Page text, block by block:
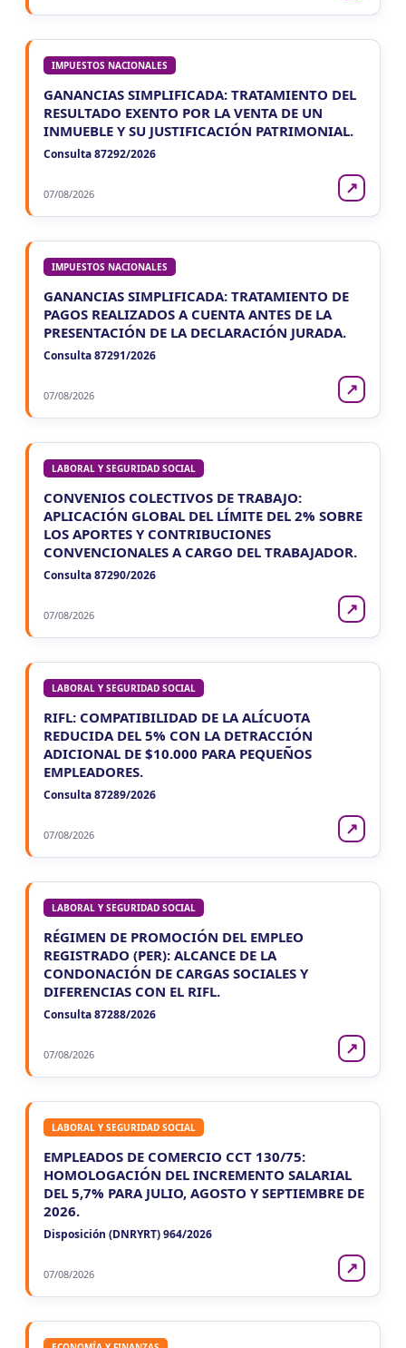
IMPUESTOS NACIONALES
GANANCIAS SIMPLIFICADA: TRATAMIENTO DEL
RESULTADO EXENTO POR LA VENTA DE UN
INMUEBLE Y SU JUSTIFICACIÓN PATRIMONIAL.
Consulta 87292/2026
07/08/2026 ↗
IMPUESTOS NACIONALES
GANANCIAS SIMPLIFICADA: TRATAMIENTO DE
PAGOS REALIZADOS A CUENTA ANTES DE LA
PRESENTACIÓN DE LA DECLARACIÓN JURADA.
Consulta 87291/2026
07/08/2026 ↗
LABORAL Y SEGURIDAD SOCIAL
CONVENIOS COLECTIVOS DE TRABAJO:
APLICACIÓN GLOBAL DEL LÍMITE DEL 2% SOBRE
LOS APORTES Y CONTRIBUCIONES
CONVENCIONALES A CARGO DEL TRABAJADOR.
Consulta 87290/2026
07/08/2026 ↗
LABORAL Y SEGURIDAD SOCIAL
RIFL: COMPATIBILIDAD DE LA ALÍCUOTA
REDUCIDA DEL 5% CON LA DETRACCIÓN
ADICIONAL DE $10.000 PARA PEQUEÑOS
EMPLEADORES.
Consulta 87289/2026
07/08/2026 ↗
LABORAL Y SEGURIDAD SOCIAL
RÉGIMEN DE PROMOCIÓN DEL EMPLEO
REGISTRADO (PER): ALCANCE DE LA
CONDONACIÓN DE CARGAS SOCIALES Y
DIFERENCIAS CON EL RIFL.
Consulta 87288/2026
07/08/2026 ↗
LABORAL Y SEGURIDAD SOCIAL
EMPLEADOS DE COMERCIO CCT 130/75:
HOMOLOGACIÓN DEL INCREMENTO SALARIAL
DEL 5,7% PARA JULIO, AGOSTO Y SEPTIEMBRE DE
2026.
Disposición (DNRYRT) 964/2026
07/08/2026 ↗